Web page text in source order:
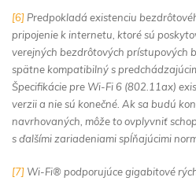
[6] Predpokladá existenciu
pripojenie k internetu, ktoré sú
verejných bezdrôtových prístupových
spätne kompatibilný s
Špecifikácie pre Wi-Fi 6 (802.11ax)
verzii a nie sú konečné. Ak sa budú
navrhovaných, môže to ovplyvniť
s ďalšími zariadeniami spĺňajúcimi
[7] Wi-Fi® podporujúce gigabitové